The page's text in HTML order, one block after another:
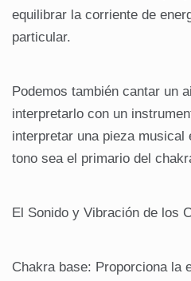
equilibrar la corriente de
particular.
Podemos también cantar un
interpretarlo con un
interpretar una pieza
tono sea el primario del
El Sonido y Vibración de los
Chakra base: Proporciona la